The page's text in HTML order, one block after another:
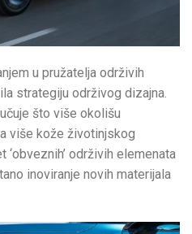
u pružatelja održivih
strategiju održivog dizajna.
što više okolišu
više kože životinjskog
održivih elemenata
inoviranje novih materijala